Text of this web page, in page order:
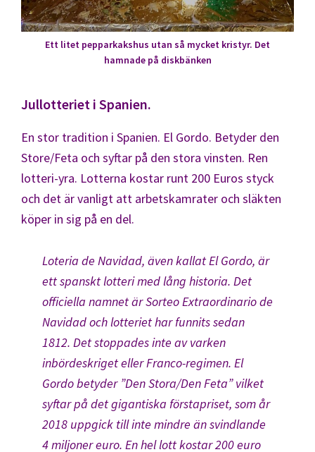
Ett litet pepparkakshus utan så mycket kristyr. Det
hamnade på diskbänken
Jullotteriet i Spanien.
En stor tradition i Spanien. El Gordo. Betyder den
Store/Feta och syftar på den stora vinsten. Ren
lotteri-yra. Lotterna kostar runt 200 Euros styck
och det är vanligt att arbetskamrater och släkten
köper in sig på en del.
Loteria de Navidad, även kallat El Gordo, är
ett spanskt lotteri med lång historia. Det
officiella namnet är Sorteo Extraordinario de
Navidad och lotteriet har funnits sedan
1812. Det stoppades inte av varken
inbördeskriget eller Franco-regimen. El
Gordo betyder ”Den Stora/Den Feta” vilket
syftar på det gigantiska förstapriset, som år
2018 uppgick till inte mindre än svindlande
4 miljoner euro. En hel lott kostar 200 euro